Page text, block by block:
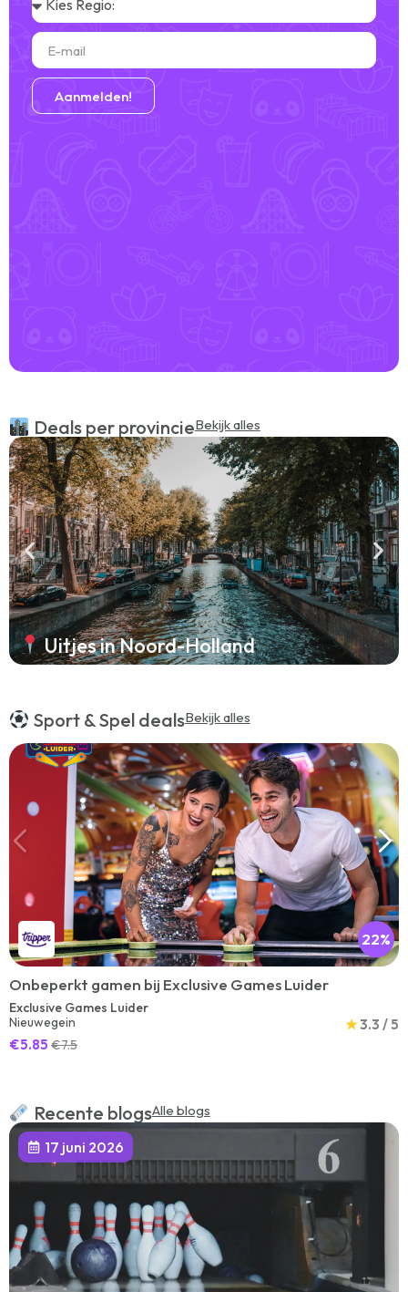
Aanmelden!
Deals per provincieBekijk alles
Uitjes in Noord-Holland
Sport & Spel dealsBekijk alles
22%
Onbeperkt gamen bij Exclusive Games Luider
Exclusive Games Luider
Nieuwegein
★3.3 / 5
€5.85 €7.5
Recente blogsAlle blogs
17 juni 2026